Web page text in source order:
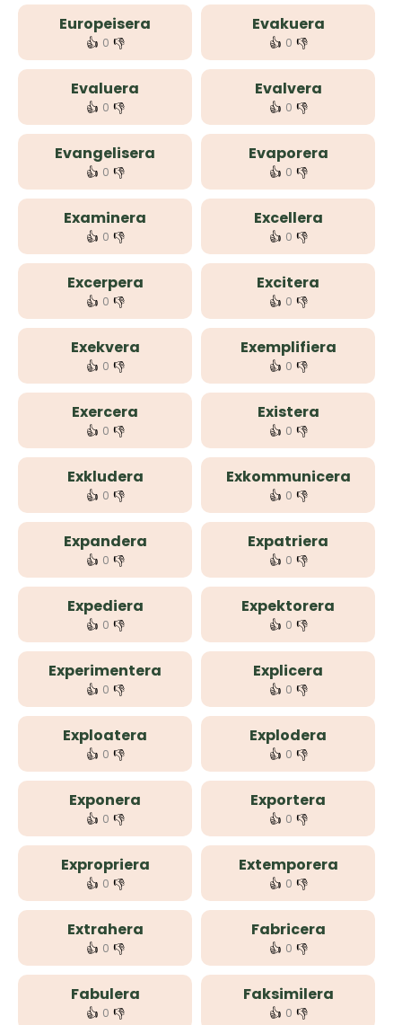
Europeisera
👍 0 👎
Evakuera
👍 0 👎
Evaluera
👍 0 👎
Evalvera
👍 0 👎
Evangelisera
👍 0 👎
Evaporera
👍 0 👎
Examinera
👍 0 👎
Excellera
👍 0 👎
Excerpera
👍 0 👎
Excitera
👍 0 👎
Exekvera
👍 0 👎
Exemplifiera
👍 0 👎
Exercera
👍 0 👎
Existera
👍 0 👎
Exkludera
👍 0 👎
Exkommunicera
👍 0 👎
Expandera
👍 0 👎
Expatriera
👍 0 👎
Expediera
👍 0 👎
Expektorera
👍 0 👎
Experimentera
👍 0 👎
Explicera
👍 0 👎
Exploatera
👍 0 👎
Explodera
👍 0 👎
Exponera
👍 0 👎
Exportera
👍 0 👎
Expropriera
👍 0 👎
Extemporera
👍 0 👎
Extrahera
👍 0 👎
Fabricera
👍 0 👎
Fabulera
👍 0 👎
Faksimilera
👍 0 👎